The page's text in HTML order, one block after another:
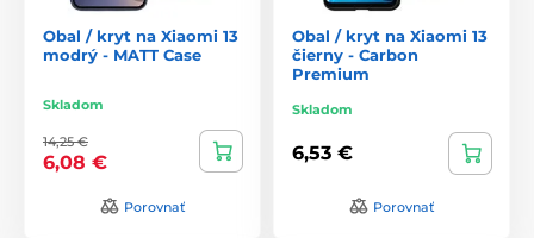
Obal / kryt na Xiaomi 13
modrý - MATT Case
Skladom
14,25 €
6,08 €
Porovnať
Obal / kryt na Xiaomi 13
čierny - Carbon
Premium
Skladom
6,53 €
Porovnať